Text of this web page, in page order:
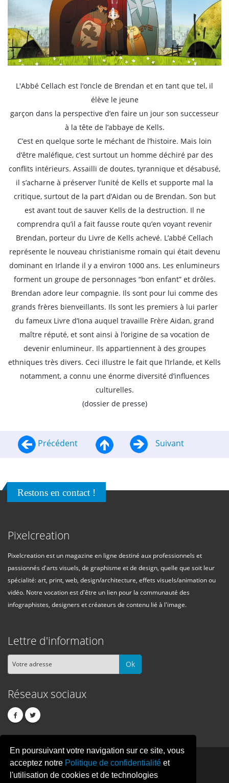
En poursuivant votre navigation sur ce site, vous
acceptez notre Politique de confidentialité et
l'utilisation de cookies et de technologies
L'Abbé Cellach est l’oncle de Brendan et en tant que tel, il
élève le jeune
garçon dans la perspective d’en faire un jour son successeur
à la tête de l’abbaye de Kells.
C’est en quelque sorte le méchant de l’histoire. Mais loin
d’être maléfique, c’est surtout un homme déchiré par des
conflits intérieurs. Assailli de doutes, tyrannique et désabusé,
il s’acharne à préserver l’unité de Kells et supporte mal la
critique, surtout de la part d’Aidan ou de Brendan. Son but
est avant tout de sauver Kells de la destruction. Il ne
comprendra qu’il a fait fausse route qu’en voyant revenir
Brendan, porteur du Livre de Kells achevé. L’abbé Cellach
représente le nouveau christianisme romain qui était devenu
dominant en Irlande il y a environ 1000 ans. Les enlumineurs
forment un groupe de personnages “bon enfant” et drôles.
Brendan adore leur compagnie. Ils sont pour lui comme des
grands frères bienveillants. Ils sont les premiers à lui parler
du fameux Livre d’Iona auquel travaille Frère Aidan, grand
maître réputé, et sont ainsi à l’origine de sa vocation de
devenir enlumineur. Ils appartiennent à des groupes
ethniques très divers. Ceci illustre le fait que l’Irlande, et Kells
notamment, a connu une énorme diversité d’influences
culturelles.
(dossier de presse)
Précédent Suivant
Restons en contact !
Pixelcreation
Pixelcreation est un magazine en ligne destiné aux professionnels et
passionnés d'arts visuels, de graphisme et de design, quelle que soit leur
spécialité: art, print, web, design/architecture, effets visuels/animation ou
vidéo. Notre vocation est d'être un lien pour la communauté des
infographistes, designers et créateurs de contenu lié à l'image.
Lettre d'information
Ok
Réseaux sociaux
PIXELCREATION